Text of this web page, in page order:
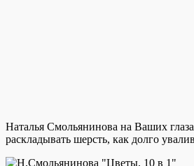
Наталья Смольянинова на Ваших
раскладывать шерсть, как долго